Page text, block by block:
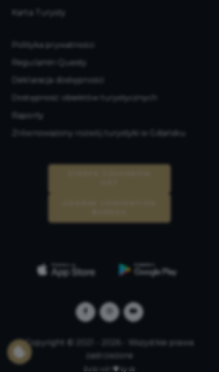
Karta Turysty
Polityka prywatności
Regulamin Questy
Deklaracja dostępności
Dostępność obiektów turystycznych
Raporty
Zrównoważony rozwój turystyki w Gdańsku
Copyright © 2021 - 2026 - Wszystkie prawa
zastrzeżone
Build with by qb